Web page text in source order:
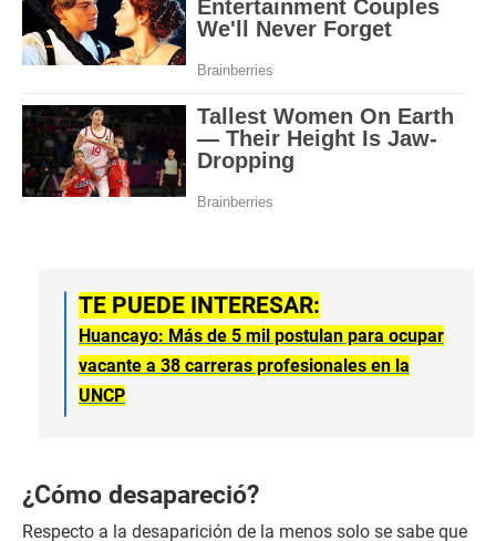
TE PUEDE INTERESAR:
Huancayo: Más de 5 mil postulan para ocupar
vacante a 38 carreras profesionales en la
UNCP
¿Cómo desapareció?
Respecto a la desaparición de la menos solo se sabe que